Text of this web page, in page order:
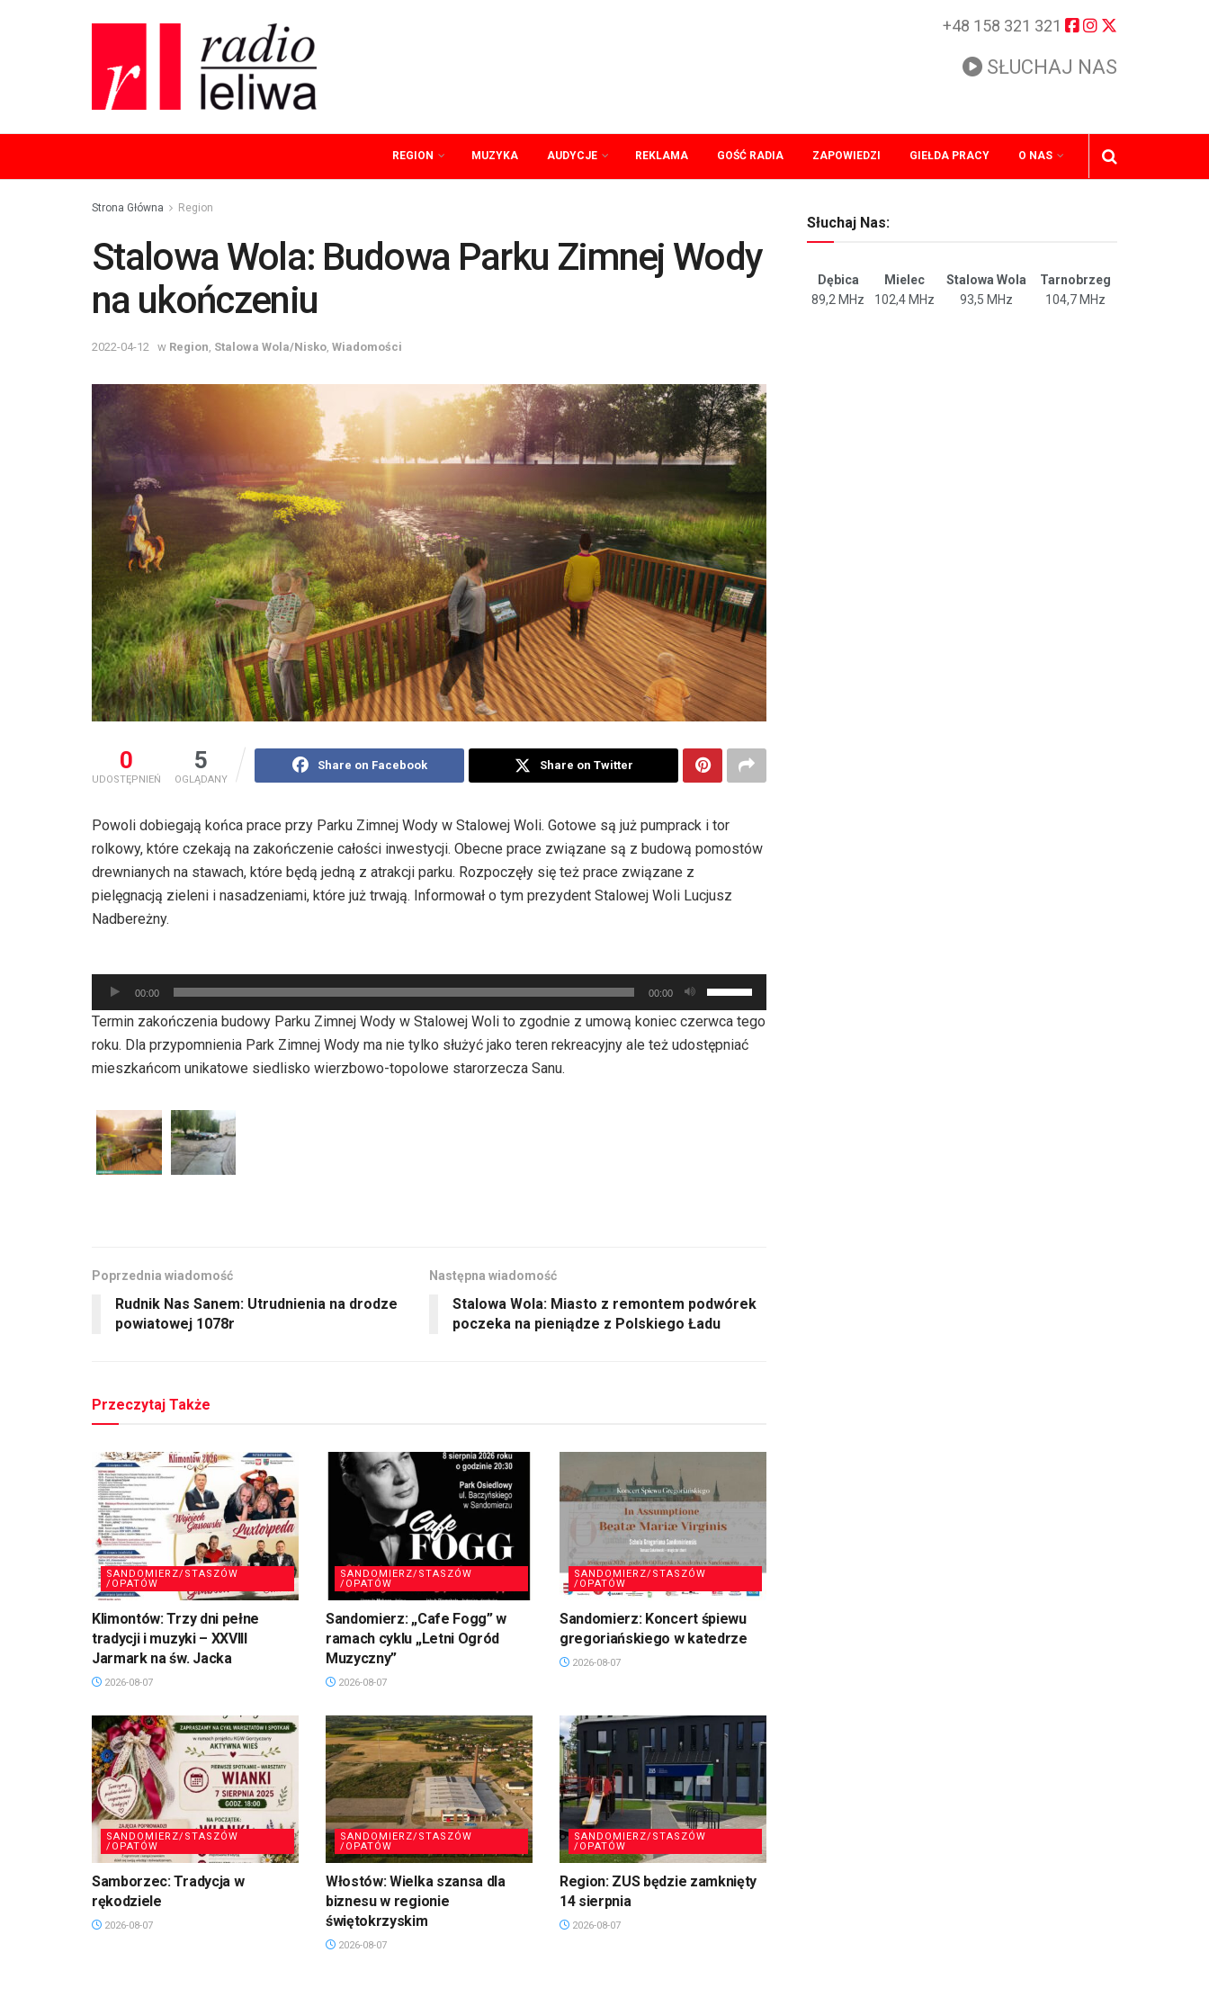
+48 158 321 321
SŁUCHAJ NAS
REGION MUZYKA AUDYCJE REKLAMA GOŚĆ RADIA ZAPOWIEDZI GIEŁDA PRACY O NAS
Strona Główna Region
Stalowa Wola: Budowa Parku Zimnej Wody
na ukończeniu
2022-04-12 w Region Stalowa Wola/Nisko Wiadomości
0
UDOSTĘPNIEŃ
5
OGLĄDANY
Share on Facebook Share on Twitter
Powoli dobiegają końca prace przy Parku Zimnej Wody w Stalowej Woli. Gotowe są już pumprack i tor
rolkowy, które czekają na zakończenie całości inwestycji. Obecne prace związane są z budową pomostów
drewnianych na stawach, które będą jedną z atrakcji parku. Rozpoczęły się też prace związane z
pielęgnacją zieleni i nasadzeniami, które już trwają. Informował o tym prezydent Stalowej Woli Lucjusz
Nadbereżny.
Odtwarzacz
plików
dźwiękowych
00:00 00:00
strzałek
do
góry
Termin zakończenia budowy Parku Zimnej Wody w Stalowej Woli to zgodnie z umową koniec czerwca tego
roku. Dla przypomnienia Park Zimnej Wody ma nie tylko służyć jako teren rekreacyjny ale też udostępniać
mieszkańcom unikatowe siedlisko wierzbowo-topolowe starorzecza Sanu.
Poprzednia wiadomość
Rudnik Nas Sanem: Utrudnienia na drodze
powiatowej 1078r
Następna wiadomość
Stalowa Wola: Miasto z remontem podwórek
poczeka na pieniądze z Polskiego Ładu
Przeczytaj Także
SANDOMIERZ/STASZÓW
/OPATÓW
Klimontów: Trzy dni pełne
tradycji i muzyki – XXVIII
Jarmark na św. Jacka
2026-08-07
SANDOMIERZ/STASZÓW
/OPATÓW
Sandomierz: „Cafe Fogg” w
ramach cyklu „Letni Ogród
Muzyczny”
2026-08-07
SANDOMIERZ/STASZÓW
/OPATÓW
Sandomierz: Koncert śpiewu
gregoriańskiego w katedrze
2026-08-07
SANDOMIERZ/STASZÓW
/OPATÓW
Samborzec: Tradycja w
rękodziele
2026-08-07
SANDOMIERZ/STASZÓW
/OPATÓW
Włostów: Wielka szansa dla
biznesu w regionie
świętokrzyskim
2026-08-07
SANDOMIERZ/STASZÓW
/OPATÓW
Region: ZUS będzie zamknięty
14 sierpnia
2026-08-07
Słuchaj Nas:
Dębica Mielec Stalowa Wola
Tarnobrzeg
89,2 MHz
102,4 MHz 93,5 MHz 104,7 MHz